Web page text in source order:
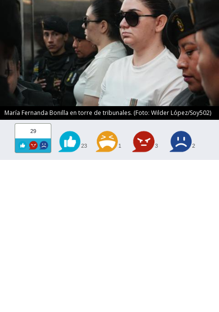
María Fernanda Bonilla en torre de tribunales. (Foto: Wilder López/Soy502)
29
23 1 3 2